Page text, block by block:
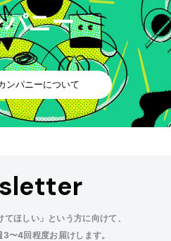
ニー
ンパニーについて
てほしい」という方に向けて、
〜4回程度お届けします。